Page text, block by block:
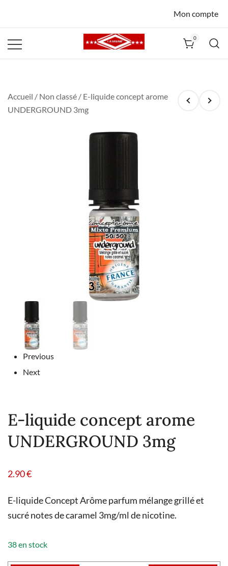
Mon compte
0
Accueil / Non classé / E-liquide concept arome
UNDERGROUND 3mg
Previous
Next
E-liquide concept arome
UNDERGROUND 3mg
2.90€
E-liquide Concept Arôme parfum mélange grillé et
sucré notes de caramel 3mg/ml de nicotine.
38 en stock